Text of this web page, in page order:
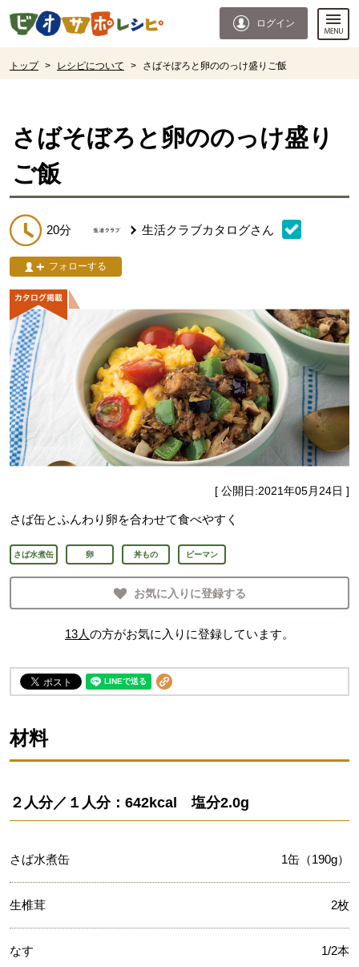
ページの先頭です。
ログイン
トップ > レシピについて > さばそぼろと卵ののっけ盛りご飯
さばそぼろと卵ののっけ盛り
ご飯
20分 生活クラブカタログさん
フォローする
[ 公開日:2021年05月24日 ]
さば缶とふんわり卵を合わせて食べやすく
さば水煮缶 卵 丼もの ピーマン
お気に入りに登録する
13人の方がお気に入りに登録しています。
材料
２人分／１人分：642kcal 塩分2.0g
さば水煮缶 1缶（190g）
生椎茸 2枚
なす 1/2本